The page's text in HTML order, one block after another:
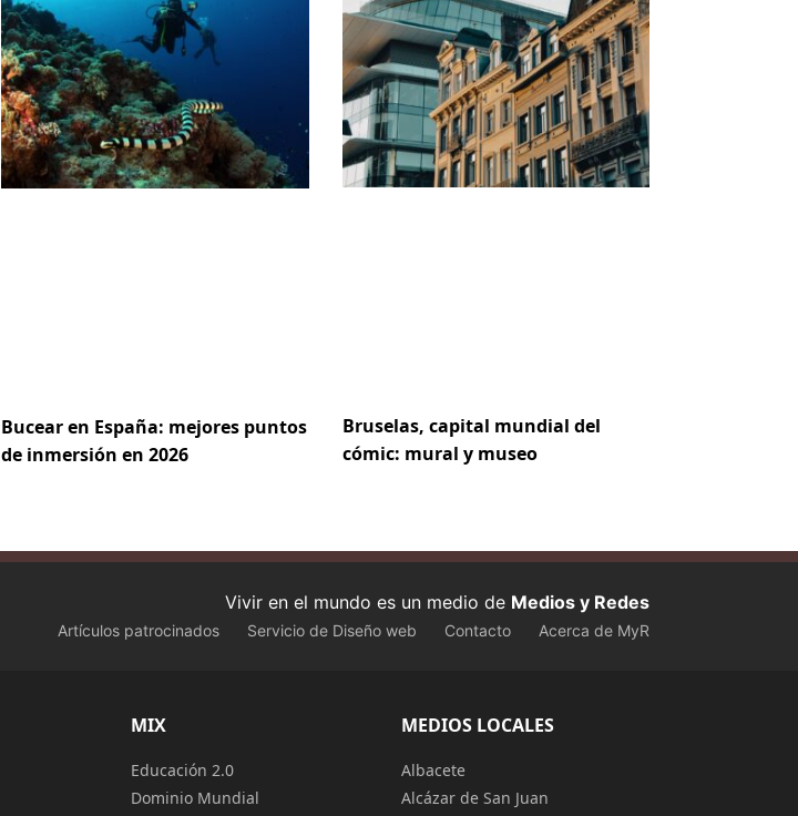
Bucear en España: mejores puntos
de inmersión en 2026
Bruselas, capital mundial del
cómic: mural y museo
Vivir en el mundo es un medio de Medios y Redes
Artículos patrocinados Servicio de Diseño web Contacto Acerca de MyR
MIX
Educación 2.0
Dominio Mundial
MEDIOS LOCALES
Albacete
Alcázar de San Juan